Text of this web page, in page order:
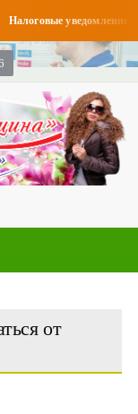
уведомления и
от